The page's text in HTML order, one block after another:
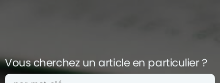
Vous cherchez un article en particulier ?